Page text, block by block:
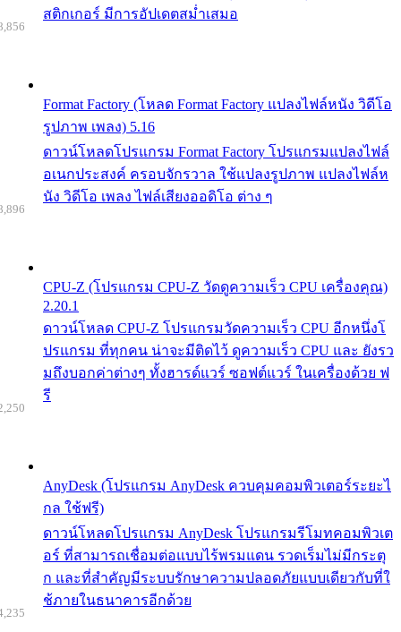
สติกเกอร์ มีการอัปเดตสม่ำเสมอ
Format Factory (โหลด Format Factory แปลงไฟล์หนัง วิดีโอ
รูปภาพ เพลง) 5.16
ดาวน์โหลดโปรแกรม Format Factory โปรแกรมแปลงไฟล์
อเนกประสงค์ ครอบจักรวาล ใช้แปลงรูปภาพ แปลงไฟล์ห
นัง วิดีโอ เพลง ไฟล์เสียงออดิโอ ต่าง ๆ
CPU-Z (โปรแกรม CPU-Z วัดดูความเร็ว CPU เครื่องคุณ)
2.20.1
ดาวน์โหลด CPU-Z โปรแกรมวัดความเร็ว CPU อีกหนึ่งโ
ปรแกรม ที่ทุกคน น่าจะมีติดไว้ ดูความเร็ว CPU และ ยังรว
มถึงบอกค่าต่างๆ ทั้งฮารด์แวร์ ซอฟต์แวร์ ในเครื่องด้วย ฟ
รี
AnyDesk (โปรแกรม AnyDesk ควบคุมคอมพิวเตอร์ระยะไ
กล ใช้ฟรี)
ดาวน์โหลดโปรแกรม AnyDesk โปรแกรมรีโมทคอมพิวเต
อร์ ที่สามารถเชื่อมต่อแบบไร้พรมแดน รวดเร็มไม่มีกระตุ
ก และที่สำคัญมีระบบรักษาความปลอดภัยแบบเดียวกับที่ใ
ช้ภายในธนาคารอีกด้วย